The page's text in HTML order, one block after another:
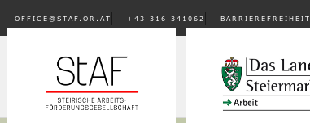
OFFICE@STAF.OR.AT +43 316 341062 BARRIEREFREIHEIT